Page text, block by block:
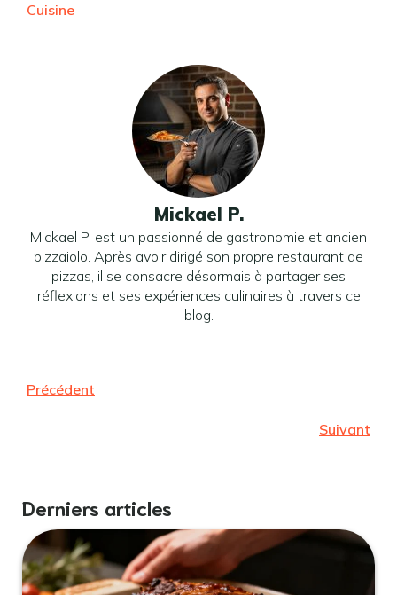
Cuisine
Mickael P.
Mickael P. est un passionné de gastronomie et ancien
pizzaiolo. Après avoir dirigé son propre restaurant de
pizzas, il se consacre désormais à partager ses
réflexions et ses expériences culinaires à travers ce
blog.
Précédent
Suivant
Derniers articles